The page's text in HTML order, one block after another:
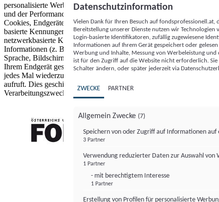
personalisierte Werbung und Inhalte, Messung von Werbeleistung
und der Performance von Inhalten sowie Zielgruppenforschung.
Cookies, Endgeräte- oder ähnliche Online-Kennungen (z. B. login-
basierte Kennungen, zufällig generierte Kennungen,
netzwerkbasierte Kennungen) können zusammen mit anderen
Informationen (z. B. Browsertyp und Browserinformationen,
Sprache, Bildschirmgröße, unterstützte Technologien usw.) auf
Ihrem Endgerät gespeichert oder von dort ausgelesen werden, um es
jedes Mal wiederzuerkennen, wenn es eine App oder einer Webseite
aufruft. Dies geschieht für einen oder mehrere der hier aufgeführten
Verarbeitungszwecke.
Datenschutzinformation
Vielen Dank für Ihren Besuch auf
Bereitstellung unserer Dienste nutzen wir Technologien
Login-basierte Identifikatoren, zufällig zugewiesene
Informationen auf Ihrem Gerät gespeichert oder
Werbung und Inhalte, Messung von Werbeleistung
ist für den Zugriff auf die Website nicht erforderlich.
Schalter ändern, oder später jederzeit via
ZWECKE PARTNER
Allgemein Zwecke (7)
Speichern von oder Zugriff auf Informationen auf
3 Partner
Verwendung reduzierter Daten zur Auswahl von
1 Partner
- mit berechtigtem Interesse
1 Partner
Erstellung von Profilen für personalisierte
FONDS professionell